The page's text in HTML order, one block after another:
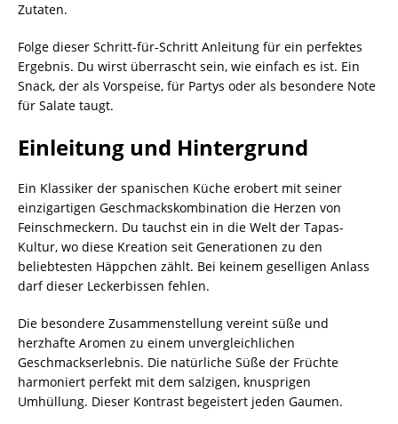
Zutaten.
Folge dieser Schritt-für-Schritt Anleitung für ein perfektes
Ergebnis. Du wirst überrascht sein, wie einfach es ist. Ein
Snack, der als Vorspeise, für Partys oder als besondere Note
für Salate taugt.
Einleitung und Hintergrund
Ein Klassiker der spanischen Küche erobert mit seiner
einzigartigen Geschmackskombination die Herzen von
Feinschmeckern. Du tauchst ein in die Welt der Tapas-
Kultur, wo diese Kreation seit Generationen zu den
beliebtesten Häppchen zählt. Bei keinem geselligen Anlass
darf dieser Leckerbissen fehlen.
Die besondere Zusammenstellung vereint süße und
herzhafte Aromen zu einem unvergleichlichen
Geschmackserlebnis. Die natürliche Süße der Früchte
harmoniert perfekt mit dem salzigen, knusprigen
Umhüllung. Dieser Kontrast begeistert jeden Gaumen.